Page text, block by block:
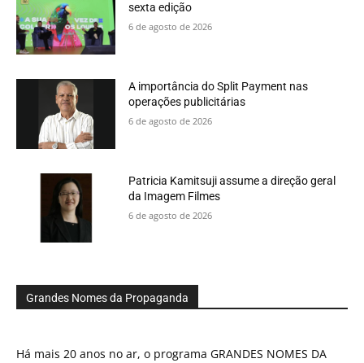
sexta edição
6 de agosto de 2026
A importância do Split Payment nas
operações publicitárias
6 de agosto de 2026
Patricia Kamitsuji assume a direção geral
da Imagem Filmes
6 de agosto de 2026
Grandes Nomes da Propaganda
Há mais 20 anos no ar, o programa GRANDES NOMES DA